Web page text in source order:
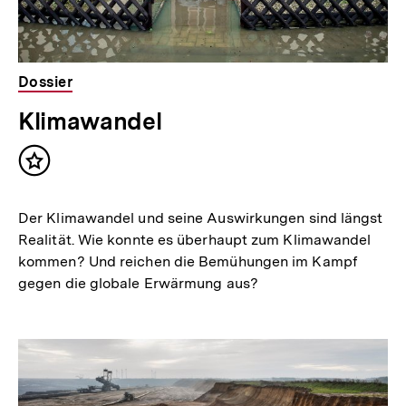
Dossier
Klimawandel
Inhalt
Der Klimawandel und seine Auswirkungen sind längst
Realität. Wie konnte es überhaupt zum Klimawandel
kommen? Und reichen die Bemühungen im Kampf
gegen die globale Erwärmung aus?